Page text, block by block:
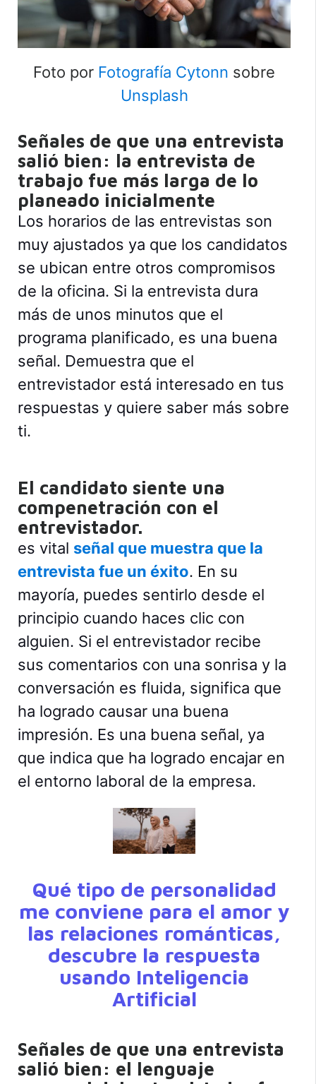
Foto por Fotografía Cytonn sobre
Unsplash
Señales de que una entrevista
salió bien: la entrevista de
trabajo fue más larga de lo
planeado inicialmente
Los horarios de las entrevistas son
muy ajustados ya que los candidatos
se ubican entre otros compromisos
de la oficina. Si la entrevista dura
más de unos minutos que el
programa planificado, es una buena
señal. Demuestra que el
entrevistador está interesado en tus
respuestas y quiere saber más sobre
ti.
El candidato siente una
compenetración con el
entrevistador.
es vital señal que muestra que la
entrevista fue un éxito. En su
mayoría, puedes sentirlo desde el
principio cuando haces clic con
alguien. Si el entrevistador recibe
sus comentarios con una sonrisa y la
conversación es fluida, significa que
ha logrado causar una buena
impresión. Es una buena señal, ya
que indica que ha logrado encajar en
el entorno laboral de la empresa.
Qué tipo de personalidad
me conviene para el amor y
las relaciones románticas,
descubre la respuesta
usando Inteligencia
Artificial
Señales de que una entrevista
salió bien: el lenguaje